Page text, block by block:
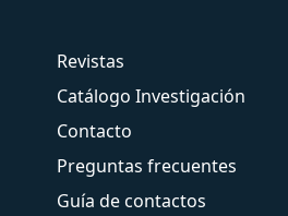
Revistas
Catálogo Investigación
Contacto
Preguntas frecuentes
Guía de contactos